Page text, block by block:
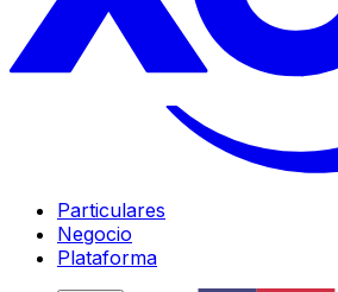
Particulares
Negocio
Plataforma